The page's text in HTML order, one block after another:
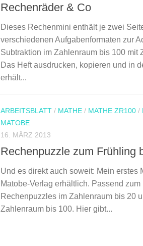
Rechenräder & Co
Dieses Rechenmini enthält je zwei
verschiedenen Aufgabenformaten zur
Subtraktion im Zahlenraum bis 100 mit
Das Heft ausdrucken, kopieren und in
erhält...
ARBEITSBLATT / MATHE / MATHE ZR100 /
MATOBE
16. MÄRZ 2013
Rechenpuzzle zum Frühling
Und es direkt auch soweit: Mein erstes
Matobe-Verlag erhältlich. Passend
Rechenpuzzles im Zahlenraum bis 20
Zahlenraum bis 100. Hier gibt...